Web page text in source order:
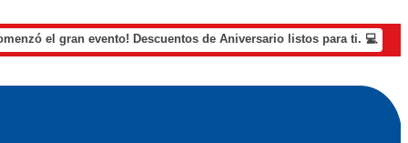
el gran evento! Descuentos de Aniversario listos para ti. 💻